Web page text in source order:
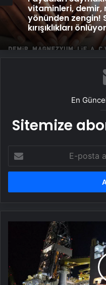
Faydaları
vitaminleri, demir,
yönünden zengin!
kırışıklıkları önlüyor
Haber
İŞARET! Uzman
büyük aşk
En
Sitemize
posta
adresinizi
Karadeniz'deki
gaz
üretimini